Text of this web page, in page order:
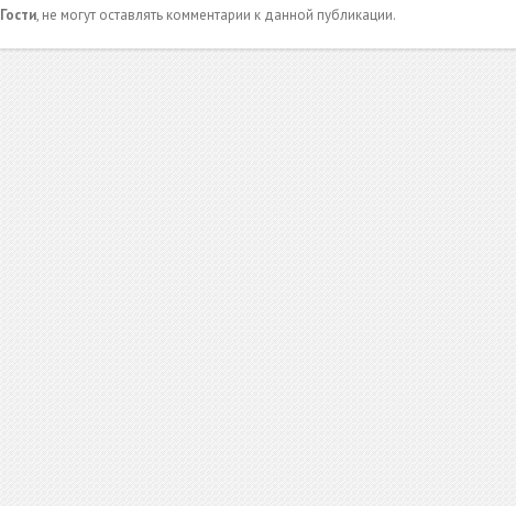
Гости, не могут оставлять комментарии к данной публикации.